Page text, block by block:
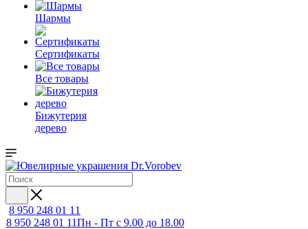
Шармы
Сертификаты
Все товары
Бижутерия
дерево
8 950 248 01 11
8 950 248 01 11Пн - Пт с 9.00 до 18.00